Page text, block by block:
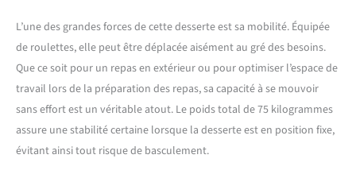
L’une des grandes forces de cette desserte est sa mobilité. Équipée
de roulettes, elle peut être déplacée aisément au gré des besoins.
Que ce soit pour un repas en extérieur ou pour optimiser l’espace de
travail lors de la préparation des repas, sa capacité à se mouvoir
sans effort est un véritable atout. Le poids total de 75 kilogrammes
assure une stabilité certaine lorsque la desserte est en position fixe,
évitant ainsi tout risque de basculement.